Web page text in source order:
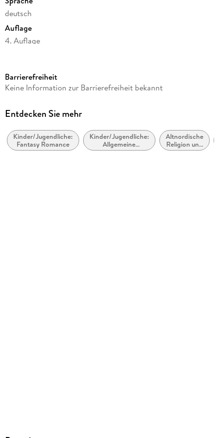
deutsch
Auflage
4. Auflage
Altersempfehlung
Reihe
Autor/Autorin
Laura Nick
Barrierefreiheit
Keine Information zur Barrierefreiheit bekannt
Entdecken Sie mehr
Kinder/Jugendliche:
Fantasy Romance
Kinder/Jugendliche:
Allgemeine
Interessen:
Altnordische
Religion und
Mythologie